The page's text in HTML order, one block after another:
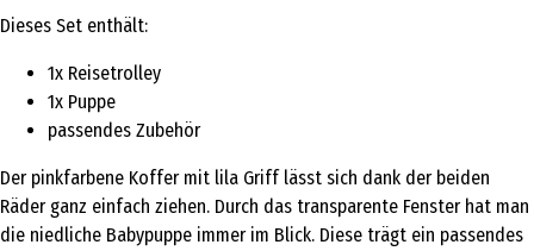
Dieses Set enthält:
1x Reisetrolley
1x Puppe
passendes Zubehör
Der pinkfarbene Koffer mit lila Griff lässt sich dank der beiden
Räder ganz einfach ziehen. Durch das transparente Fenster hat man
die niedliche Babypuppe immer im Blick. Diese trägt ein passendes